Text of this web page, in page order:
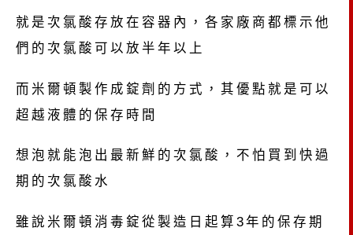
就是次氯酸存放在容器內，各家廠商都標示他
們的次氯酸可以放半年以上
而米爾頓製作成錠劑的方式，其優點就是可以
超越液體的保存時間
想泡就能泡出最新鮮的次氯酸，不怕買到快過
期的次氯酸水
雖說米爾頓消毒錠從製造日起算 3年的保存期